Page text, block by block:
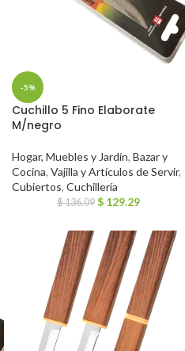
-5%
Cuchillo 5 Fino Elaborate
M/negro
Hogar, Muebles y Jardín, Bazar y
Cocina, Vajilla y Artículos de Servir,
Cubiertos, Cuchillería
$136.09 $ 129.29